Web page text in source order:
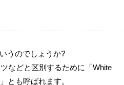
うのでしょうか?
などと区別するために「White
とも呼ばれます。